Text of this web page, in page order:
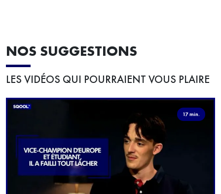
NOS SUGGESTIONS
LES VIDÉOS QUI POURRAIENT VOUS PLAIRE
17 min.